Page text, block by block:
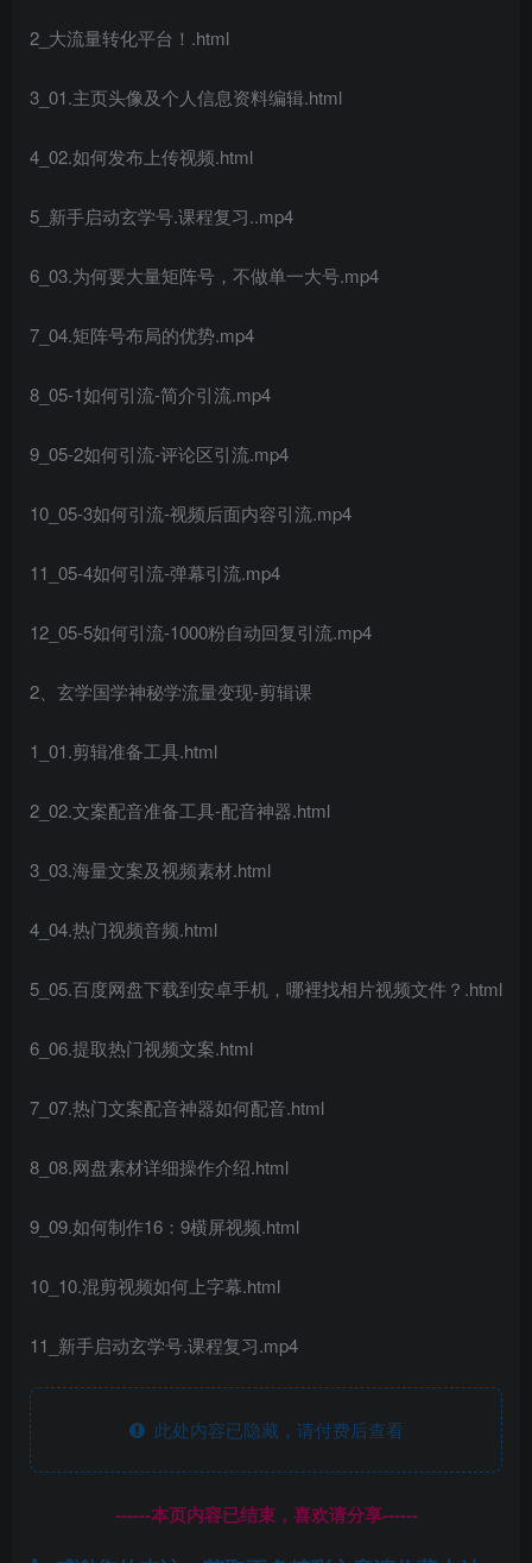
2_大流量转化平台！.html
3_01.主页头像及个人信息资料编辑.html
4_02.如何发布上传视频.html
5_新手启动玄学号.课程复习..mp4
6_03.为何要大量矩阵号，不做单一大号.mp4
7_04.矩阵号布局的优势.mp4
8_05-1如何引流-简介引流.mp4
9_05-2如何引流-评论区引流.mp4
10_05-3如何引流-视频后面内容引流.mp4
11_05-4如何引流-弹幕引流.mp4
12_05-5如何引流-1000粉自动回复引流.mp4
2、玄学国学神秘学流量变现-剪辑课
1_01.剪辑准备工具.html
2_02.文案配音准备工具-配音神器.html
3_03.海量文案及视频素材.html
4_04.热门视频音频.html
5_05.百度网盘下载到安卓手机，哪裡找相片视频文件？.html
6_06.提取热门视频文案.html
7_07.热门文案配音神器如何配音.html
8_08.网盘素材详细操作介绍.html
9_09.如何制作16：9横屏视频.html
10_10.混剪视频如何上字幕.html
11_新手启动玄学号.课程复习.mp4
此处内容已隐藏，请付费后查看
------本页内容已结束，喜欢请分享------